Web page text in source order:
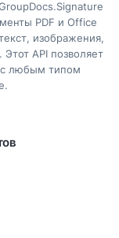
PDF и Office
изображения,
API позволяет
с любым типом
документах и